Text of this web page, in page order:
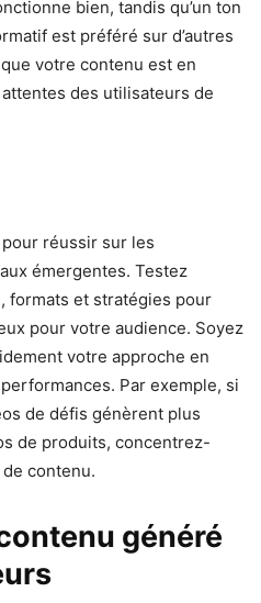
bien, tandis qu’un ton
est préféré sur d’autres
votre contenu est en
des utilisateurs de
réussir sur les
émergentes. Testez
formats et stratégies pour
pour votre audience. Soyez
votre approche en
Par exemple, si
de défis génèrent plus
de produits, concentrez-
contenu.
généré